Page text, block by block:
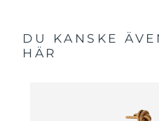
DU KANSKE
HÄR